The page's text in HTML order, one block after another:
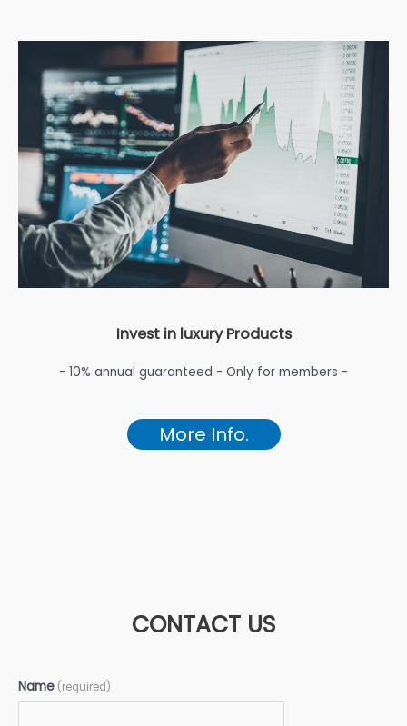
Invest in luxury Products
- 10% annual guaranteed - Only for members -
More Info.
CONTACT US
Name (required)